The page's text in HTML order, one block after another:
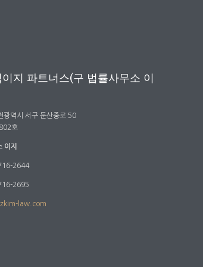
지 파트너스(구 법률사무소 이
광역시 서구 둔산중로 50
호
이지
2644
2695
law.com